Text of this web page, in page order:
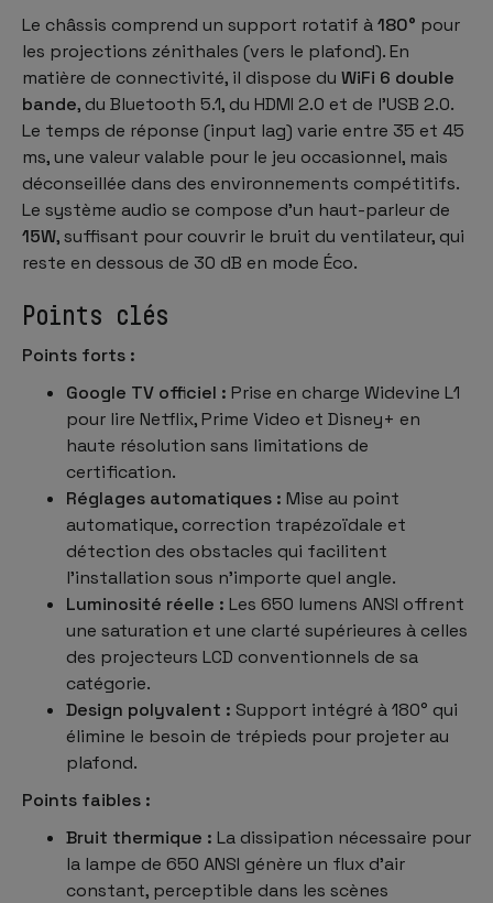
Le châssis comprend un support rotatif à180° pour
les projections zénithales (vers le plafond). En
matière de connectivité, il dispose du WiFi 6 double
bande, du Bluetooth 5.1, du HDMI 2.0 et de l’USB 2.0.
Le temps de réponse (input lag) varie entre 35 et 45
ms, une valeur valable pour le jeu occasionnel, mais
déconseillée dans des environnements compétitifs.
Le système audio se compose d’un haut-parleur de
15W, suffisant pour couvrir le bruit du ventilateur, qui
reste en dessous de 30 dB en mode Éco.
Points clés
Points forts :
Google TV officiel : Prise en charge Widevine L1
pour lire Netflix, Prime Video et Disney+ en
haute résolution sans limitations de
certification.
Réglages automatiques : Mise au point
automatique, correction trapézoïdale et
détection des obstacles qui facilitent
l’installation sous n’importe quel angle.
Luminosité réelle : Les 650 lumens ANSI offrent
une saturation et une clarté supérieures à celles
des projecteurs LCD conventionnels de sa
catégorie.
Design polyvalent : Support intégré à 180° qui
élimine le besoin de trépieds pour projeter au
plafond.
Points faibles :
Bruit thermique : La dissipation nécessaire pour
la lampe de 650 ANSI génère un flux d’air
constant, perceptible dans les scènes